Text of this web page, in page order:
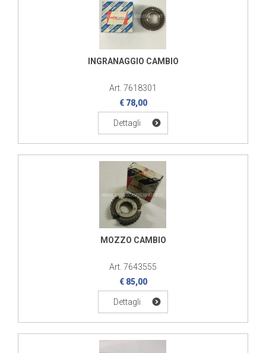
INGRANAGGIO CAMBIO
Art. 7618301
€ 78,00
Dettagli
MOZZO CAMBIO
Art. 7643555
€ 85,00
Dettagli